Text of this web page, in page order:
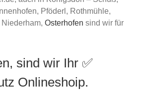
Pföderl, Rothmühle,
Osterhofen sind wir für
sind wir Ihr ✅
Onlineshoip.